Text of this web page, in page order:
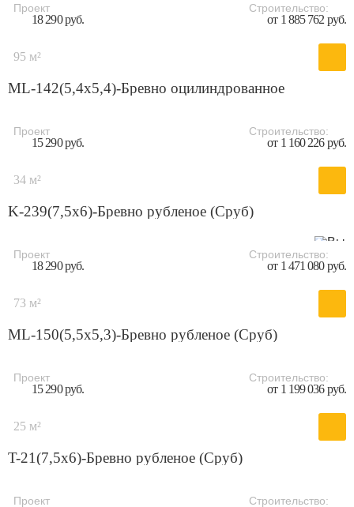
Проект
18 290 руб.
Строительство:
от 1 885 762 руб.
95 м²
ML-142(5,4х5,4)-Бревно оцилиндрованное
Проект
15 290 руб.
Строительство:
от 1 160 226 руб.
34 м²
K-239(7,5x6)-Бревно рубленое (Сруб)
Проект
18 290 руб.
Строительство:
от 1 471 080 руб.
73 м²
ML-150(5,5х5,3)-Бревно рубленое (Сруб)
Проект
15 290 руб.
Строительство:
от 1 199 036 руб.
25 м²
T-21(7,5х6)-Бревно рубленое (Сруб)
Проект Строительство: